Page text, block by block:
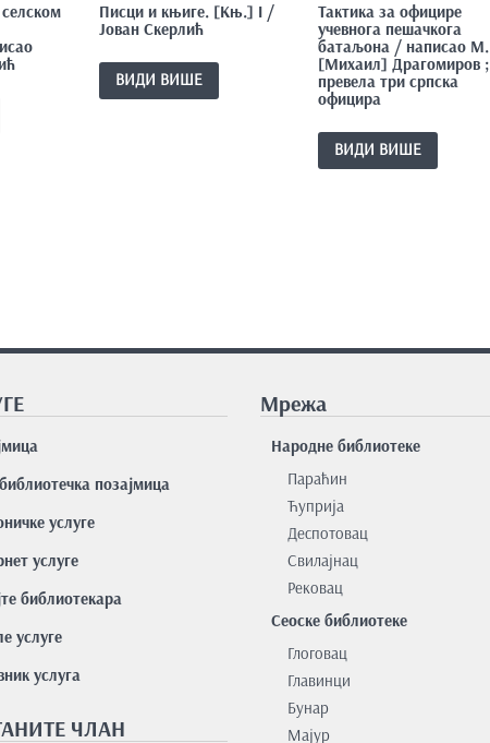
Писци и књиге. [Књ.] I /
Јован Скерлић
ВИДИ ВИШЕ
Тактика за официре
учевнога пешачкога
батаљона / написао М.
[Михаил] Драгомиров ;
превела три српска
официра
ВИДИ ВИШЕ
позајмица
услуге
услуге
библиотекара
услуге
услуга
ЧЛАН
Мрежа
Народне библиотеке
Параћин
Ћуприја
Деспотовац
Свилајнац
Рековац
Сеоске библиотеке
Глоговац
Главинци
Бунар
Мајур